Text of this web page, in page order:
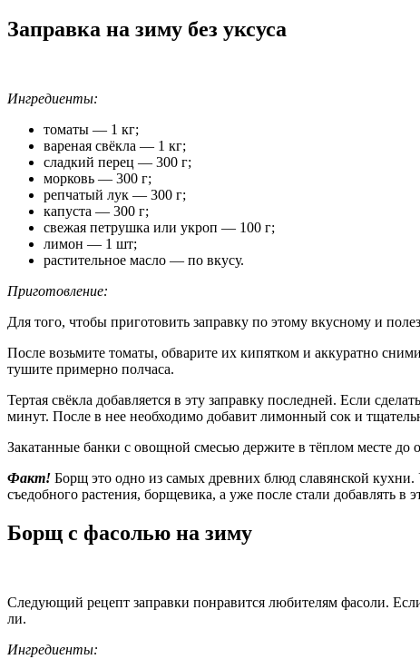
Заправка на зиму без уксуса
Ингредиенты:
томаты — 1 кг;
вареная свёкла — 1 кг;
сладкий перец — 300 г;
морковь — 300 г;
репчатый лук — 300 г;
капуста — 300 г;
свежая петрушка или укроп — 100 г;
лимон — 1 шт;
растительное масло — по вкусу.
Приготовление:
Для того, чтобы приготовить заправку по этому вкусному и
После возьмите томаты, обварите их кипятком и аккуратно
тушите примерно полчаса.
Тертая свёкла добавляется в эту заправку последней. Если
минут. После в нее необходимо добавит лимонный сок и
Закатанные банки с овощной смесью держите в тёплом месте до
Факт! Борщ это одно из самых древних блюд славянской
съедобного растения, борщевика, а уже после стали добавлять в
Борщ с фасолью на зиму
Следующий рецепт заправки понравится любителям фасоли.
ли.
Ингредиенты: